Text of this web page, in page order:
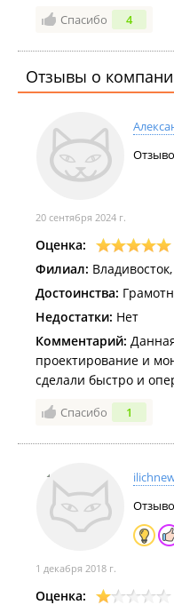
Спасибо 4
Отзывы о
20 сентября 2024 г.
Оценка:
Филиал:
Достоинства:
Недостатки: Нет
Комментарий:
проектирование и
сделали быстро и
Спасибо 1
1 декабря 2018 г.
Оценка: